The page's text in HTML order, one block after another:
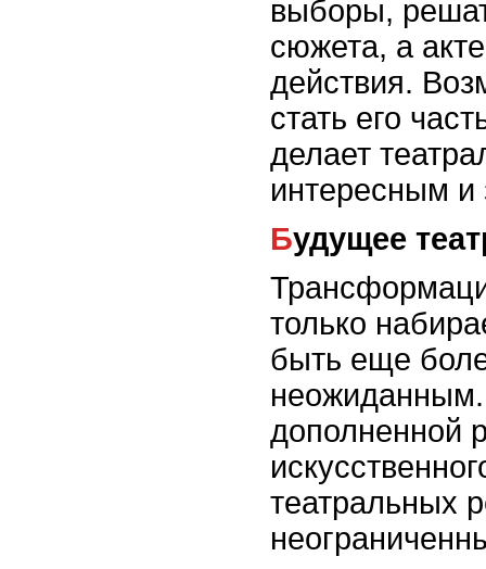
выборы,
сюжета, а
действия.
стать его
делает
интересным
Будущее
только
быть еще
неожиданным.
дополненной
театральных